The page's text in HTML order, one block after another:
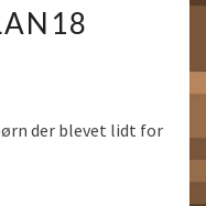
der blevet lidt for